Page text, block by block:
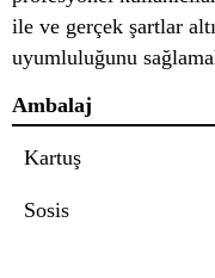
ile ve gerçek şartlar
uyumluluğunu
Ambalaj
Kartuş
Sosis